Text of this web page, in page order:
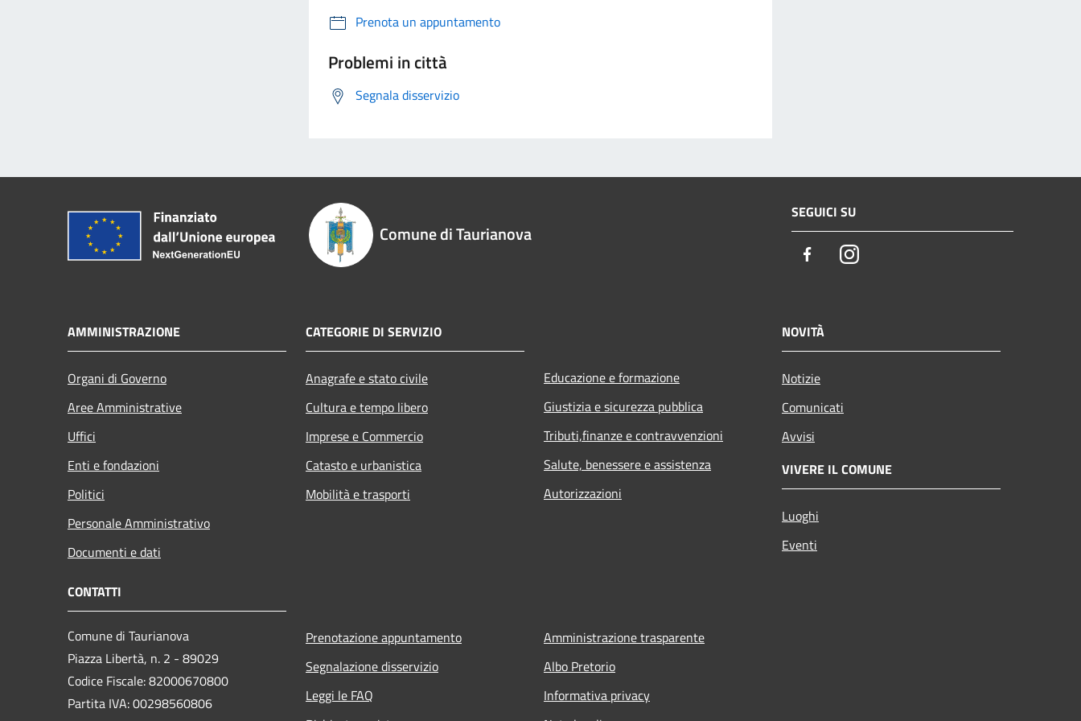
Prenota un appuntamento
Problemi in città
Segnala disservizio
Comune di Taurianova
SEGUICI SU
FacebookInstagram
AMMINISTRAZIONE
Organi di Governo
Aree Amministrative
Uffici
Enti e fondazioni
Politici
Personale Amministrativo
Documenti e dati
CATEGORIE DI SERVIZIO
Anagrafe e stato civile
Cultura e tempo libero
Imprese e Commercio
Catasto e urbanistica
Mobilità e trasporti
Educazione e formazione
Giustizia e sicurezza pubblica
Tributi,finanze e contravvenzioni
Salute, benessere e assistenza
Autorizzazioni
NOVITÀ
Notizie
Comunicati
Avvisi
VIVERE IL COMUNE
Luoghi
Eventi
CONTATTI
Comune di Taurianova
Piazza Libertà, n. 2 - 89029
Codice Fiscale: 82000670800
Partita IVA: 00298560806
Prenotazione appuntamento
Segnalazione disservizio
Leggi le FAQ
Amministrazione trasparente
Albo Pretorio
Informativa privacy